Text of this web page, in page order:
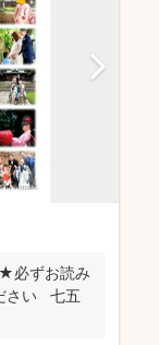
ずお読み
さい 七五